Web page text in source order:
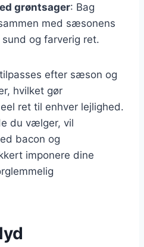
grøntsager: Bag
med sæsonens
og farverig ret.
efter sæson og
hvilket gør
ret til enhver lejlighed.
du vælger, vil
bacon og
imponere dine